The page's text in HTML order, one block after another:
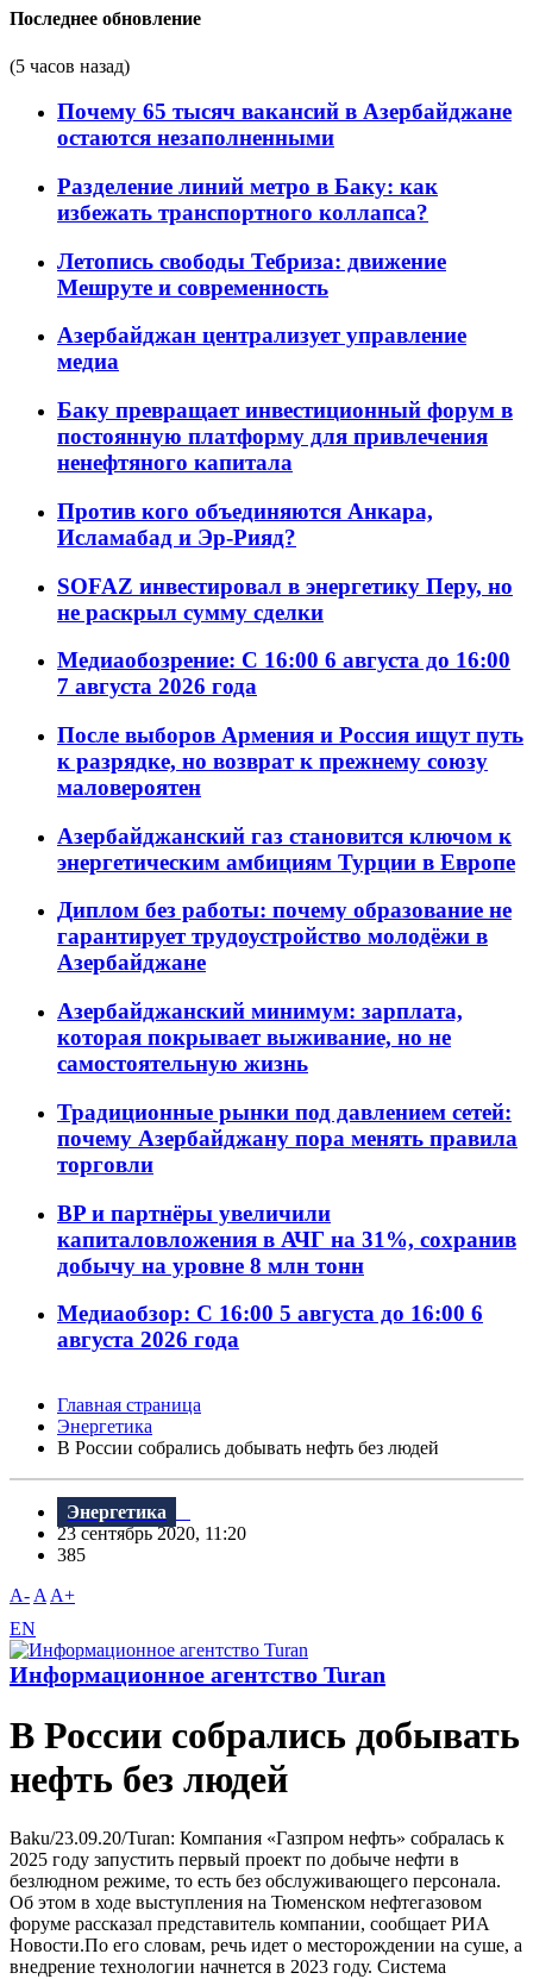
Последнее обновление
(5 часов назад)
Почему 65 тысяч вакансий в Азербайджане
остаются незаполненными
Разделение линий метро в Баку: как
избежать транспортного коллапса?
Летопись свободы Тебриза: движение
Мешруте и современность
Азербайджан централизует управление
медиа
Баку превращает инвестиционный форум в
постоянную платформу для привлечения
ненефтяного капитала
Против кого объединяются Анкара,
Исламабад и Эр-Рияд?
SOFAZ инвестировал в энергетику Перу, но
не раскрыл сумму сделки
Медиаобозрение: С 16:00 6 августа до 16:00
7 августа 2026 года
После выборов Армения и Россия ищут путь
к разрядке, но возврат к прежнему союзу
маловероятен
Азербайджанский газ становится ключом к
энергетическим амбициям Турции в Европе
Диплом без работы: почему образование не
гарантирует трудоустройство молодёжи в
Азербайджане
Азербайджанский минимум: зарплата,
которая покрывает выживание, но не
самостоятельную жизнь
Традиционные рынки под давлением сетей:
почему Азербайджану пора менять правила
торговли
BP и партнёры увеличили
капиталовложения в АЧГ на 31%, сохранив
добычу на уровне 8 млн тонн
Медиаобзор: С 16:00 5 августа до 16:00 6
августа 2026 года
Главная страница
Энергетика
В России собрались добывать нефть без людей
Энергетика
23 сентябрь 2020, 11:20
385
A- A A+
EN
Информационное агентство Turan
В России собрались добывать
нефть без людей
Baku/23.09.20/Turan: Компания «Газпром нефть» собралась к
2025 году запустить первый проект по добыче нефти в
безлюдном режиме, то есть без обслуживающего персонала.
Об этом в ходе выступления на Тюменском нефтегазовом
форуме рассказал представитель компании, сообщает РИА
Новости.По его словам, речь идет о месторождении на суше, а
внедрение технологии начнется в 2023 году. Система